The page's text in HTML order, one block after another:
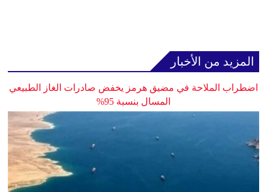
المزيد من الأخبار
اضطراب الملاحة في مضيق هرمز يخفض صادرات الغاز الطبيعي
المسال بنسبة 95%